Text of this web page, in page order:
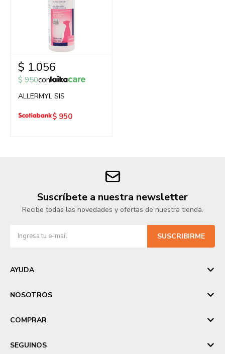
$ 1.056
$ 950con
ALLERMYL SIS
$ 950
Suscríbete a nuestra newsletter
Recibe todas las novedades y ofertas de nuestra tienda.
SUSCRIBIRME
AYUDA
NOSOTROS
COMPRAR
SEGUINOS